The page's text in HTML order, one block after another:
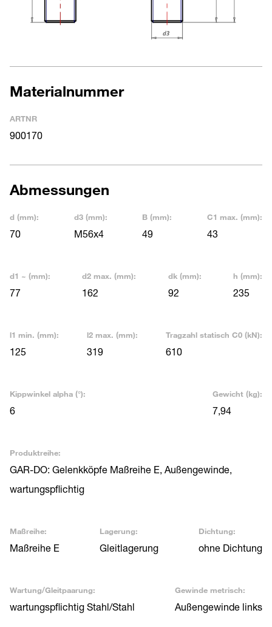
Materialnummer
ARTNR
900170
Abmessungen
d (mm):
70
d3 (mm):
M56x4
B (mm):
49
C1 max. (mm):
43
d1 ~ (mm):
77
d2 max. (mm):
162
dk (mm):
92
h (mm):
235
l1 min. (mm):
125
l2 max. (mm):
319
Tragzahl statisch C0 (kN):
610
Kippwinkel alpha (°):
6
Gewicht (kg):
7,94
Produktreihe:
GAR-DO: Gelenkköpfe Maßreihe E, Außengewinde,
wartungspflichtig
Maßreihe:
Maßreihe E
Lagerung:
Gleitlagerung
Dichtung:
ohne Dichtung
Wartung/Gleitpaarung:
wartungspflichtig Stahl/Stahl
Gewinde metrisch:
Außengewinde links